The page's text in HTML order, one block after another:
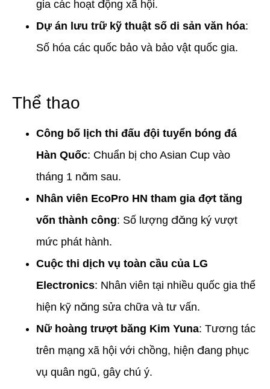
gia các hoạt động xã hội.
Dự án lưu trữ kỹ thuật số di sản văn hóa:
Số hóa các quốc bảo và bảo vật quốc gia.
Thể thao
Công bố lịch thi đấu đội tuyển bóng đá
Hàn Quốc: Chuẩn bị cho Asian Cup vào
tháng 1 năm sau.
Nhân viên EcoPro HN tham gia đợt tăng
vốn thành công: Số lượng đăng ký vượt
mức phát hành.
Cuộc thi dịch vụ toàn cầu của LG
Electronics: Nhân viên tại nhiều quốc gia thể
hiện kỹ năng sửa chữa và tư vấn.
Nữ hoàng trượt băng Kim Yuna: Tương tác
trên mạng xã hội với chồng, hiện đang phục
vụ quân ngũ, gây chú ý.